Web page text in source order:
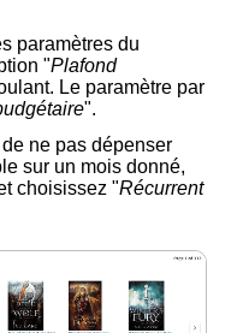
paramètres du
"Plafond
Le paramètre par
".
ne pas dépenser
sur un mois donné,
choisissez "Récurrent